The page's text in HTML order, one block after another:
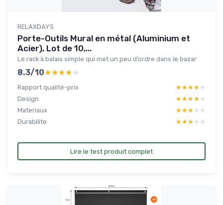
RELAXDAYS
Porte-Outils Mural en métal (Aluminium et
Acier), Lot de 10,...
Le rack à balais simple qui met un peu d’ordre dans le bazar
8.3/10★★★★★
★★★★★
Rapport qualité-prix ★★★★★
★★★★★
Design
★★★★★
★★★★★
Materiaux
★★★★★
★★★★★
Durabilite
★★★★★
★★★★★
Lire le test produit complet